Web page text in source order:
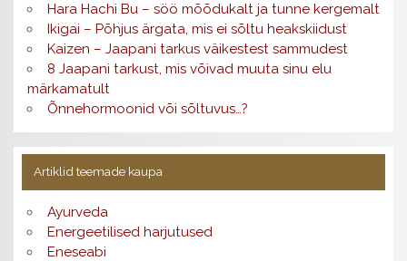
Hara Hachi Bu – söö mõõdukalt ja tunne kergemalt
Ikigai – Põhjus ärgata, mis ei sõltu heakskiidust
Kaizen – Jaapani tarkus väikestest sammudest
8 Jaapani tarkust, mis võivad muuta sinu elu
märkamatult
Õnnehormoonid või sõltuvus…?
Artiklid teemade kaupa
Ayurveda
Energeetilised harjutused
Eneseabi